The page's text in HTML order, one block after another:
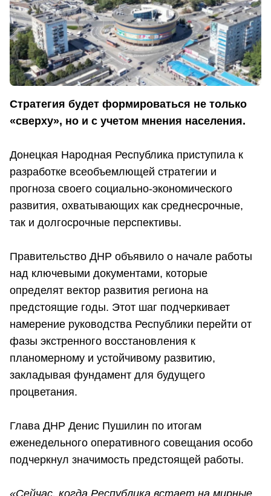
Стратегия будет формироваться не только
«сверху», но и с учетом мнения населения.
Донецкая Народная Республика приступила к
разработке всеобъемлющей стратегии и
прогноза своего социально-экономического
развития, охватывающих как среднесрочные,
так и долгосрочные перспективы.
Правительство ДНР объявило о начале работы
над ключевыми документами, которые
определят вектор развития региона на
предстоящие годы. Этот шаг подчеркивает
намерение руководства Республики перейти от
фазы экстренного восстановления к
планомерному и устойчивому развитию,
закладывая фундамент для будущего
процветания.
Глава ДНР Денис Пушилин по итогам
еженедельного оперативного совещания особо
подчеркнул значимость предстоящей работы.